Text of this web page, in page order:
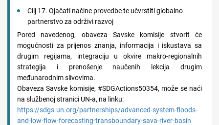
Cilj 17. Ojačati načine provedbe te učvrstiti globalno
partnerstvo za održivi razvoj
Pored navedenog, obaveza Savske komisije stvorit će
mogućnosti za prijenos znanja, informacija i iskustava sa
drugim regijama, integraciju u okvire makro-regionalnih
strategija i prenošenje naučenih lekcija drugim
međunarodnim slivovima.
Obaveza Savske komisije, #SDGActions50354, može se naći
na službenoj stranici UN-a, na linku:
https://sdgs.un.org/partnerships/advanced-system-floods-
and-low-flow-forecasting-transboundary-sava-river-basin